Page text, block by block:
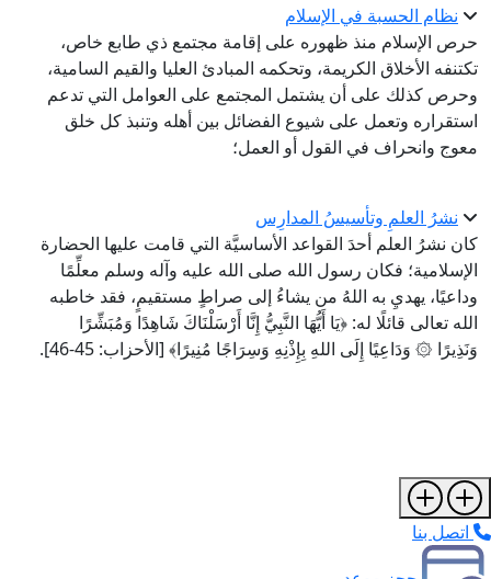
نظام الحسبة في الإسلام
حرص الإسلام منذ ظهوره على إقامة مجتمع ذي طابع خاص،
تكتنفه الأخلاق الكريمة، وتحكمه المبادئ العليا والقيم السامية،
وحرص كذلك على أن يشتمل المجتمع على العوامل التي تدعم
استقراره وتعمل على شيوع الفضائل بين أهله وتنبذ كل خلق
معوج وانحراف في القول أو العمل؛
نشرُ العلمِ وتأسيسُ المدارِس
كان نشرُ العلم أحدَ القواعد الأساسيَّة التي قامت عليها الحضارة
الإسلامية؛ فكان رسول الله صلى الله عليه وآله وسلم معلِّمًا
وداعيًا، يهديِ به اللهُ من يشاءُ إلى صراطٍ مستقيمٍ، فقد خاطبه
الله تعالى قائلًا له: ﴿يَا أَيُّهَا النَّبِيُّ إِنَّا أَرْسَلْنَاكَ شَاهِدًا وَمُبَشِّرًا
وَنَذِيرًا ۞ وَدَاعِيًا إِلَى اللهِ بِإِذْنِهِ وَسِرَاجًا مُنِيرًا﴾ [الأحزاب: 45-46].
اتصل بنا